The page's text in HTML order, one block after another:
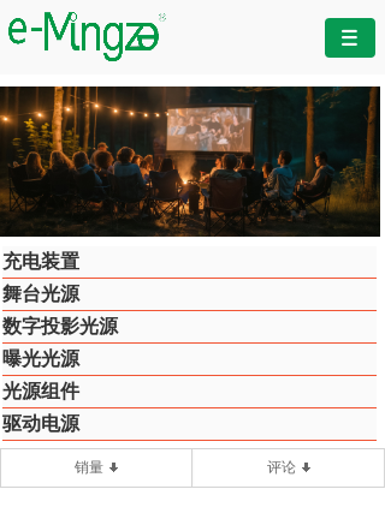
充电装置
舞台光源
数字投影光源
曝光光源
光源组件
驱动电源
销量 评论